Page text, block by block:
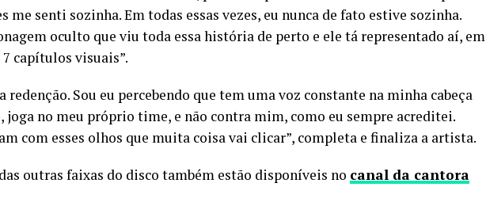
me senti sozinha. Em todas essas vezes, eu nunca de fato estive sozinha.
oculto que viu toda essa história de perto e ele tá representado aí, em
7 capítulos visuais”.
redenção. Sou eu percebendo que tem uma voz constante na minha cabeça
joga no meu próprio time, e não contra mim, como eu sempre acreditei.
com esses olhos que muita coisa vai clicar”, completa e finaliza a artista.
outras faixas do disco também estão disponíveis no canal da cantora